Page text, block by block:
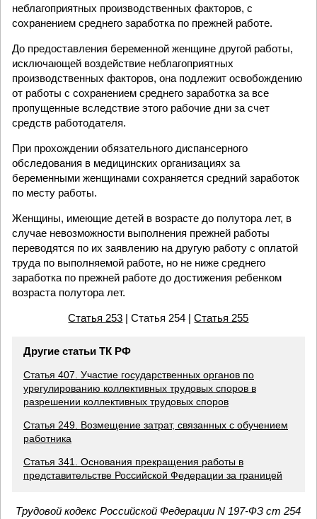
неблагоприятных производственных факторов, с
сохранением среднего заработка по прежней работе.
До предоставления беременной женщине другой работы,
исключающей воздействие неблагоприятных
производственных факторов, она подлежит освобождению
от работы с сохранением среднего заработка за все
пропущенные вследствие этого рабочие дни за счет
средств работодателя.
При прохождении обязательного диспансерного
обследования в медицинских организациях за
беременными женщинами сохраняется средний заработок
по месту работы.
Женщины, имеющие детей в возрасте до полутора лет, в
случае невозможности выполнения прежней работы
переводятся по их заявлению на другую работу с оплатой
труда по выполняемой работе, но не ниже среднего
заработка по прежней работе до достижения ребенком
возраста полутора лет.
Статья 253 | Статья 254 |Статья 255
Другие статьи ТК РФ
Статья 407. Участие государственных органов по
урегулированию коллективных трудовых споров в
разрешении коллективных трудовых споров
Статья 249. Возмещение затрат, связанных с обучением
работника
Статья 341. Основания прекращения работы в
представительстве Российской Федерации за границей
Трудовой кодекс Российской Федерации N 197-ФЗ ст 254